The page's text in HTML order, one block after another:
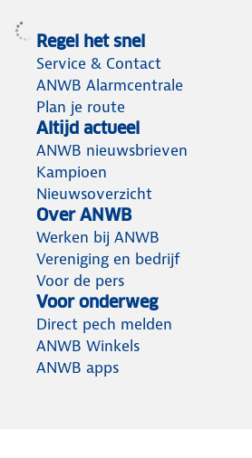
olie- of vetbranden.
Regel het snel
Service & Contact
ANWB Alarmcentrale
Plan je route
Altijd actueel
ANWB nieuwsbrieven
Kampioen
Nieuwsoverzicht
Over ANWB
Werken bij ANWB
Vereniging en bedrijf
Voor de pers
Voor onderweg
Direct pech melden
ANWB Winkels
ANWB apps